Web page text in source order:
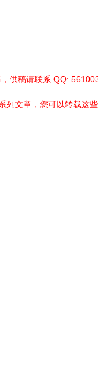
供稿请联系 QQ:
列文章，您可以转载这